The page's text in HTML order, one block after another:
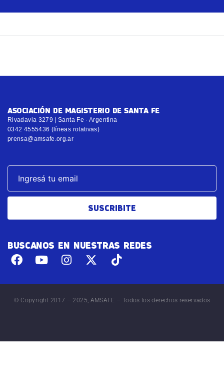
ASOCIACIÓN DE MAGISTERIO DE SANTA FE
Rivadavia 3279 | Santa Fe · Argentina
0342 4555436 (líneas rotativas)
prensa@amsafe.org.ar
SUSCRIBITE
BUSCANOS EN NUESTRAS REDES
© Copyright 2017 – 2025, AMSAFE – Todos los derechos reservados